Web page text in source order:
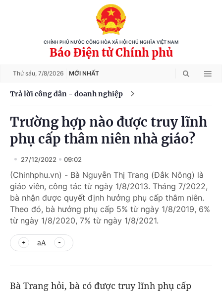
CHÍNH PHỦ NƯỚC CỘNG HÒA XÃ HỘI CHỦ NGHĨA VIỆT NAM
Báo Điện tử Chính phủ
Thứ sáu, 7/8/2026 MỚI NHẤT
Trả lời công dân - doanh nghiệp
Trường hợp nào được truy lĩnh
phụ cấp thâm niên nhà giáo?
27/12/2022 09:02
(Chinhphu.vn) - Bà Nguyễn Thị Trang (Đắk Nông) là
giáo viên, công tác từ ngày 1/8/2013. Tháng 7/2022,
bà nhận được quyết định hưởng phụ cấp thâm niên.
Theo đó, bà hưởng phụ cấp 5% từ ngày 1/8/2019, 6%
từ ngày 1/8/2020, 7% từ ngày 1/8/2021.
aA
Bà Trang hỏi, bà có được truy lĩnh phụ cấp